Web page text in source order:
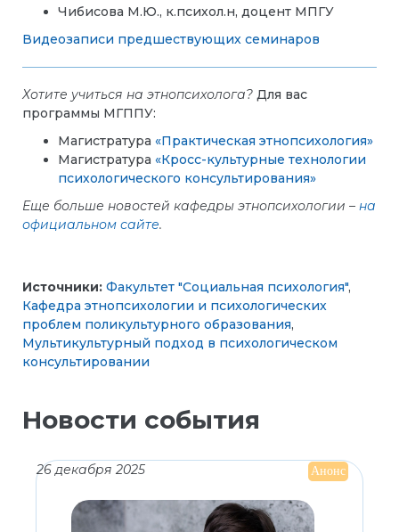
Чибисова М.Ю., к.психол.н, доцент МПГУ
Видеозаписи предшествующих семинаров
Хотите учиться на этнопсихолога? Для вас
программы МГППУ:
Магистратура «Практическая этнопсихология»
Магистратура «Кросс-культурные технологии
психологического консультирования»
Еще больше новостей кафедры этнопсихологии – на
официальном сайте.
Источники: Факультет "Социальная психология",
Кафедра этнопсихологии и психологических
проблем поликультурного образования,
Мультикультурный подход в психологическом
консультировании
Новости события
26 декабря 2025 Анонс